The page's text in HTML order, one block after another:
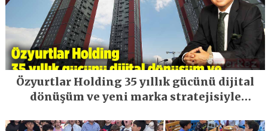
Özyurtlar Holding 35 yıllık gücünü dijital
dönüşüm ve yeni marka stratejisiyle